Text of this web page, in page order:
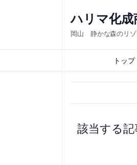
ス
キ
ハリマ化成
岡山 静かな森のリ
トップ
該当する記